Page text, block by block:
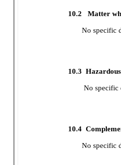
10.2 Matter
No specific
10.3
No specific
10.4
No specific